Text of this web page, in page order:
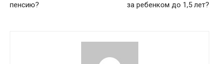
пенсию?
за ребенком до 1,5 лет?